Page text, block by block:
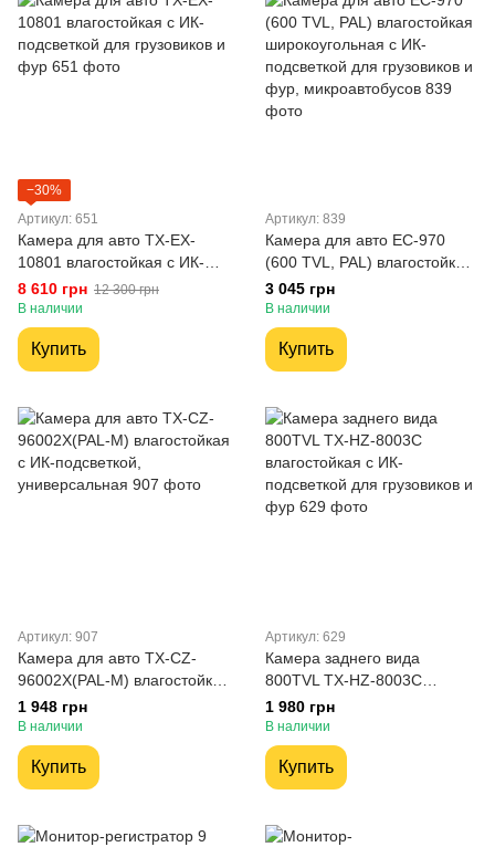
−30%
Артикул: 651
Камера для авто TX-EX-
10801 влагостойкая с ИК-
подсветкой для грузовиков и
фур
8 610 грн 12 300 грн
В наличии
Купить
Артикул: 839
Камера для авто ЕС-970
(600 TVL, PAL) влагостойкая
широкоугольная с ИК-
подсветкой для грузовиков и
фур, микроавтобусов
3 045 грн
В наличии
Купить
Артикул: 907
Камера для авто TX-CZ-
96002X(PAL-M) влагостойкая
с ИК-подсветкой,
универсальная
1 948 грн
В наличии
Купить
Артикул: 629
Камера заднего вида
800TVL TX-HZ-8003C
влагостойкая с ИК-
подсветкой для грузовиков и
фур
1 980 грн
В наличии
Купить